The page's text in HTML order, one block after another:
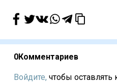
0Комментариев
Войдите, чтобы оставлять